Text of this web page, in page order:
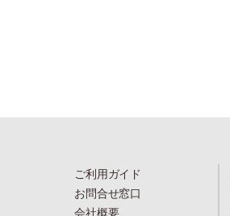
ご利用ガイド
お問合せ窓口
会社概要